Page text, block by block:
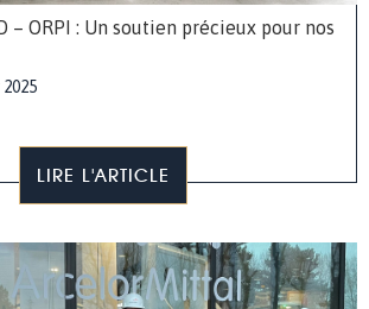
– ORPI : Un soutien précieux pour nos
LIRE L'ARTICLE